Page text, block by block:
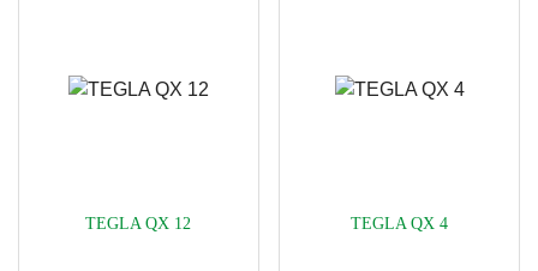
TEGLA QX 12 TEGLA QX 4